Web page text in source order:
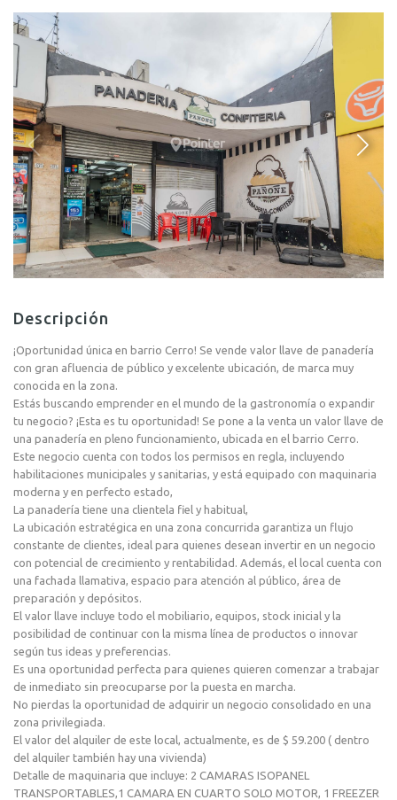
Descripción
¡Oportunidad única en barrio Cerro! Se vende valor llave de panadería
con gran afluencia de público y excelente ubicación, de marca muy
conocida en la zona.
Estás buscando emprender en el mundo de la gastronomía o expandir
tu negocio? ¡Esta es tu oportunidad! Se pone a la venta un valor llave de
una panadería en pleno funcionamiento, ubicada en el barrio Cerro.
Este negocio cuenta con todos los permisos en regla, incluyendo
habilitaciones municipales y sanitarias, y está equipado con maquinaria
moderna y en perfecto estado,
La panadería tiene una clientela fiel y habitual,
La ubicación estratégica en una zona concurrida garantiza un flujo
constante de clientes, ideal para quienes desean invertir en un negocio
con potencial de crecimiento y rentabilidad. Además, el local cuenta con
una fachada llamativa, espacio para atención al público, área de
preparación y depósitos.
El valor llave incluye todo el mobiliario, equipos, stock inicial y la
posibilidad de continuar con la misma línea de productos o innovar
según tus ideas y preferencias.
Es una oportunidad perfecta para quienes quieren comenzar a trabajar
de inmediato sin preocuparse por la puesta en marcha.
No pierdas la oportunidad de adquirir un negocio consolidado en una
zona privilegiada.
El valor del alquiler de este local, actualmente, es de $ 59.200 ( dentro
del alquiler también hay una vivienda)
Detalle de maquinaria que incluye: 2 CAMARAS ISOPANEL
TRANSPORTABLES,1 CAMARA EN CUARTO SOLO MOTOR, 1 FREEZER